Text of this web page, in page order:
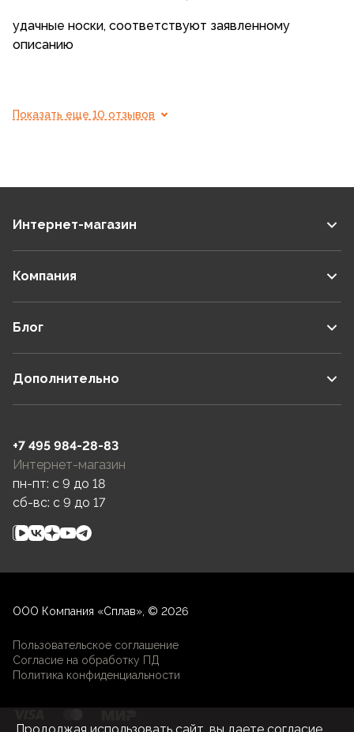
удачные носки, соответствуют заявленному
описанию
Показать еще 10 отзывов
Интернет-магазин
Компания
Блог
Дополнительно
+7 495 984-28-83
Интернет-магазин
пн-пт: c 9 до 18
сб-вс: c 9 до 17
ООО Компания «Сплав», © 2026
Пользовательское соглашение
Согласие на обработку ПД
Политика конфиденциальности